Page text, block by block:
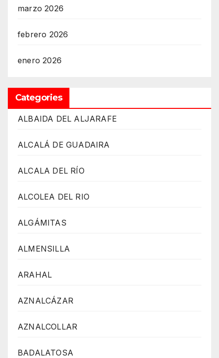
marzo 2026
febrero 2026
enero 2026
Categories
ALBAIDA DEL ALJARAFE
ALCALÁ DE GUADAIRA
ALCALA DEL RÍO
ALCOLEA DEL RIO
ALGÁMITAS
ALMENSILLA
ARAHAL
AZNALCÁZAR
AZNALCOLLAR
BADALATOSA